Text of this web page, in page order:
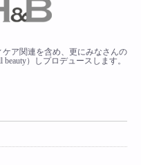
ア関連を含め、更にみなさんの
）しプロデュースします。